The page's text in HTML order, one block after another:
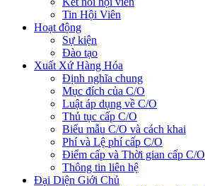
Tin Hội Viên
Hoạt động
Sự kiện
Đào tạo
Xuất Xứ Hàng Hóa
Định nghĩa chung
Mục đích của C/O
Luật áp dụng về C/O
Thủ tục cấp C/O
Biểu mẫu C/O và cách khai
Phí và Lệ phí cấp C/O
Điểm cấp và Thời gian cấp C/O
Thông tin liên hệ
Đại Diện Giới Chủ